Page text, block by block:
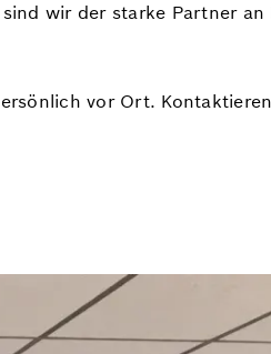
wir der starke Partner an
vor Ort.